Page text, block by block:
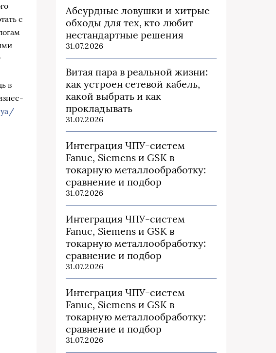
с
в
Абсурдные ловушки и хитрые
обходы для тех, кто любит
нестандартные решения
31.07.2026
Витая пара в реальной жизни:
как устроен сетевой кабель,
какой выбрать и как
прокладывать
31.07.2026
Интеграция ЧПУ-систем
Fanuc, Siemens и GSK в
токарную металлообработку:
сравнение и подбор
31.07.2026
Интеграция ЧПУ-систем
Fanuc, Siemens и GSK в
токарную металлообработку:
сравнение и подбор
31.07.2026
Интеграция ЧПУ-систем
Fanuc, Siemens и GSK в
токарную металлообработку:
сравнение и подбор
31.07.2026